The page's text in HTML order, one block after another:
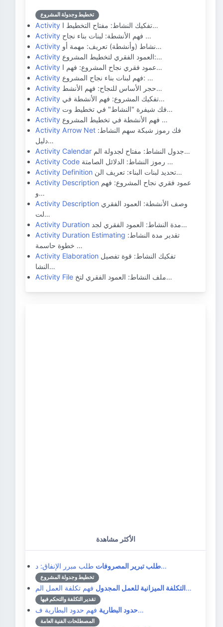
تخطيط وجدولة المشروع
Activity
تفكيك النشاط: مفتاح التخطيط ا…
Activity
فهم الأنشطة: لبنات بناء نجاح …
Activity
نشاط (وأنشطة) تعريف: مهمة أو…
Activity
العمود الفقري لتخطيط المشروع:…
Activity
عمود فقري نجاح المشروع: فهم ا…
Activity
فهم لبنات بناء نجاح المشروع: …
Activity
حجر الأساس للنجاح: فهم الأنشط…
Activity
تفكيك المشروع: فهم الأنشطة في…
Activity
فك شيفرة "النشاط" في تخطيط وت…
Activity
فهم الأنشطة في تخطيط المشروع …
Activity Arrow Net
دليل…
Activity Calendar
جدول النشاط: مفتاح لجدولة الم…
Activity Code
رموز النشاط: الدلائل الصامتة …
Activity Definition
تحديد لبنات البناء: تعريف الن…
Activity Description
و…
Activity Description
لت…
Activity Duration
مدة النشاط: العمود الفقري لجد…
Activity Duration Estimating
خطوة حاسمة …
Activity Elaboration
النشا…
Activity File
ملف النشاط: العمود الفقري لتخ…
الأكثر مشاهدة
طلب تبرير المصروفاتطلب مبرر الإنفاق: د…
تخطيط وجدولة المشروع
التكلفة الميزانية للعمل المجدولفهم تكلفة العمل الم…
تقدير التكلفة والتحكم فيها
حدود البطاريةفهم حدود البطارية ف…
المصطلحات الفنية العامة